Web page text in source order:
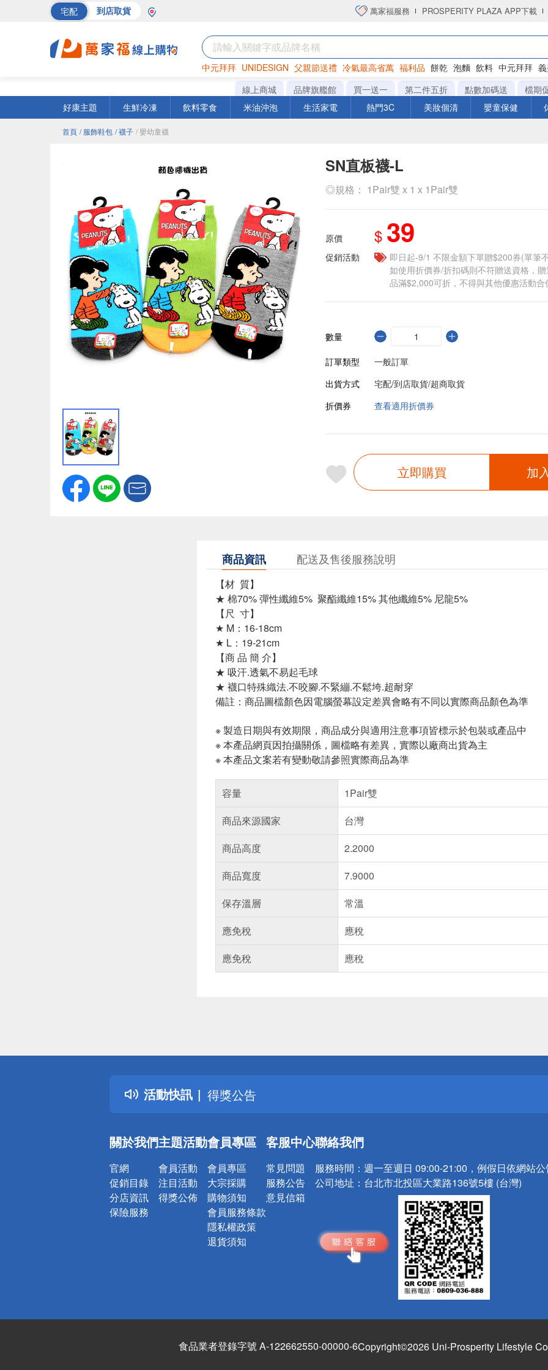
宅配 到店取貨 萬家福服務 PROSPERITY PLAZA APP下載
中元拜拜 UNIDESIGN 父親節送禮 冷氣最高省萬 福利品 餅乾 泡麵 飲料 中元拜拜
巧克力 罐頭 衛生紙
線上商城 品牌旗艦館 買一送一 第二件五折 點數加碼送
檔期
好康主題
生鮮冷凍 飲料零食 米油沖泡 生活家電 熱門3C 美妝個清 嬰童保健
首頁 / 服飾鞋包 / 襪子 / 嬰幼童襪
SN直板襪-L
◎規格： 1Pair雙 x 1 x 1Pair雙
原價 $ 39
促銷活動
即日起-9/1 不限金額下單贈$200券(單筆
如使用折價券/折扣碼則不符贈送資格，
品滿$2,000可折，不得與其他優惠活動合
數量
訂單類型
一般訂單
出貨方式
宅配/到店取貨/超商取貨
折價券
查看適用折價券
立即購買 加
商品資訊 配送及售後服務說明
【材 質】
★ 棉70% 彈性纖維5% 聚酯纖維15% 其他纖維5% 尼龍5%
【尺 寸】
★ M：16-18cm
★ L ：19-21cm
【商 品 簡 介】
★ 吸汗.透氣不易起毛球
★ 襪口特殊織法.不咬腳.不緊繃.不鬆垮.超耐穿
備註：商品圖檔顏色因電腦螢幕設定差異會略有不同以實際商品顏色為準
※ 製造日期與有效期限，商品成分與適用注意事項皆標示於包裝或產品中
※ 本產品網頁因拍攝關係，圖檔略有差異，實際以廠商出貨為主
※ 本產品文案若有變動敬請參照實際商品為準
容量
1Pair雙
商品來源國家
台灣
商品高度
2.2000
商品寬度
7.9000
保存溫層
常溫
應免稅
應稅
應免稅
應稅
活動快訊
詐騙網頁！請小心！
得獎公告
熱門話題
銀行優惠
詐騙網頁！請小心！
關於我們
官網
促銷目錄
分店資訊
保險服務
主題活動
會員活動
注目活動
得獎公佈
會員專區
會員專區
大宗採購
購物須知
會員服務條款
隱私權政策
退貨須知
客服中心
常見問題
服務公告
意見信箱
聯絡我們
服務時間： 週一至週日 09:00-21:00，例假日依網站
公司地址： 台北市北投區大業路136號5樓 (台灣)
食品業者登錄字號 A-122662550-00000-6Copyright©2026 Uni-Prosperity Lifestyle